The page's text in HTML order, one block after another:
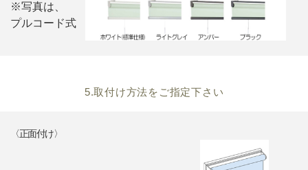
※写真は、
プルコード式
5.取付け方法をご指定下さい
〈正面付け〉